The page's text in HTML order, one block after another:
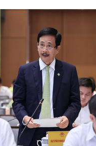
điều chỉnh khung giá
và hoạt động tư vấn
rút gọn; đồng thời
các khó khăn, vướng